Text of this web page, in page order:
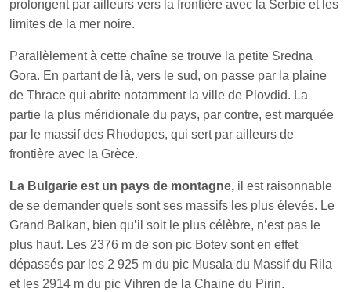
prolongent par ailleurs vers la frontière avec la Serbie et les
limites de la mer noire.
Parallèlement à cette chaîne se trouve la petite Sredna
Gora. En partant de là, vers le sud, on passe par la plaine
de Thrace qui abrite notamment la ville de Plovdid. La
partie la plus méridionale du pays, par contre, est marquée
par le massif des Rhodopes, qui sert par ailleurs de
frontière avec la Grèce.
La Bulgarie est un pays de montagne, il est raisonnable
de se demander quels sont ses massifs les plus élevés. Le
Grand Balkan, bien qu’il soit le plus célèbre, n’est pas le
plus haut. Les 2376 m de son pic Botev sont en effet
dépassés par les 2 925 m du pic Musala du Massif du Rila
et les 2914 m du pic Vihren de la Chaine du Pirin.